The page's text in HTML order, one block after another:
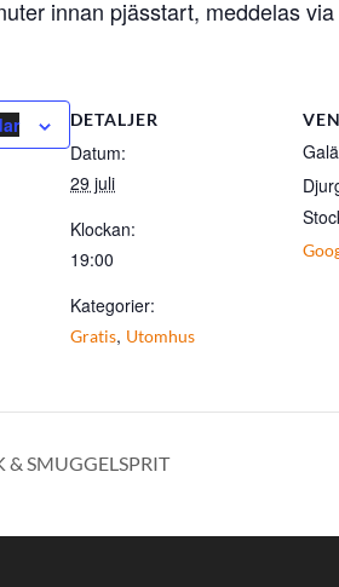
innan pjässtart, meddelas
DETALJER
Datum:
29 juli
Klockan:
19:00
Kategorier:
Gratis, Utomhus
& SMUGGELSPRIT